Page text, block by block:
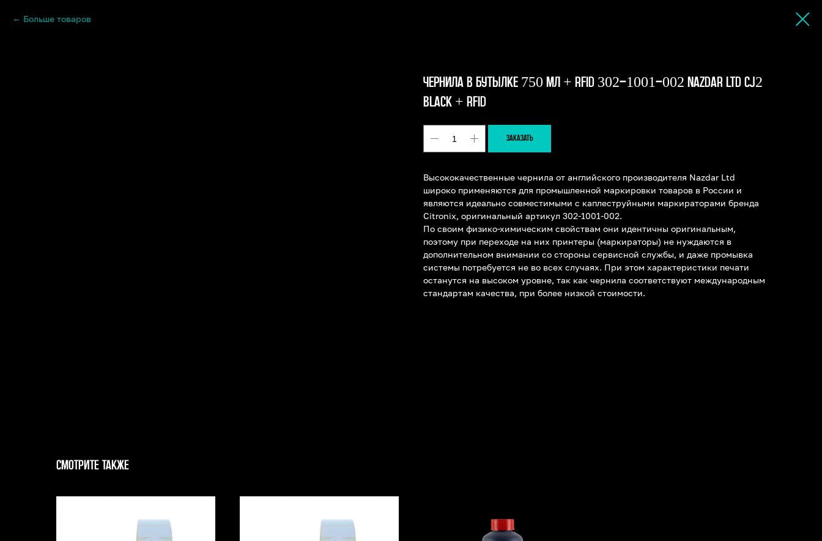
Больше товаров
ЧЕРНИЛА В БУТЫЛКЕ 750 МЛ + RFID 302-1001-002 NAZDAR LTD CJ2
BLACK + RFID
ЗАКАЗАТЬ
Высококачественные чернила от английского производителя Nazdar Ltd
широко применяются для промышленной маркировки товаров в России и
являются идеально совместимыми с каплеструйными маркираторами бренда
Citronix, оригинальный артикул 302-1001-002.
По своим физико-химическим свойствам они идентичны оригинальным,
поэтому при переходе на них принтеры (маркираторы) не нуждаются в
дополнительном внимании со стороны сервисной службы, и даже промывка
системы потребуется не во всех случаях. При этом характеристики печати
останутся на высоком уровне, так как чернила соответствуют международным
стандартам качества, при более низкой стоимости.
СМОТРИТЕ ТАКЖЕ